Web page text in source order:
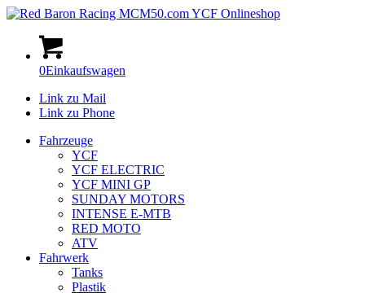
0Einkaufswagen
Link zu Mail
Link zu Phone
Fahrzeuge
YCF
YCF ELECTRIC
YCF MINI GP
SUNDAY MOTORS
INTENSE E-MTB
RED MOTO
ATV
Fahrwerk
Tanks
Plastik